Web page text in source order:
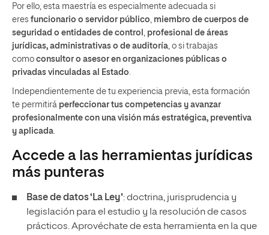
Por ello, esta maestría es especialmente adecuada si
eres funcionario o servidor público, miembro de cuerpos de
seguridad o entidades de control , profesional de áreas
jurídicas, administrativas o de auditoría, o si trabajas
como consultor o asesor en organizaciones públicas o
privadas vinculadas al Estado.
Independientemente de tu experiencia previa, esta formación
te permitirá perfeccionar tus competencias y avanzar
profesionalmente con una visión más estratégica, preventiva
y aplicada.
Accede a las herramientas jurídicas
más punteras
Base de datos ‘La Ley’: doctrina, jurisprudencia y
legislación para el estudio y la resolución de casos
prácticos. Aprovéchate de esta herramienta en la que